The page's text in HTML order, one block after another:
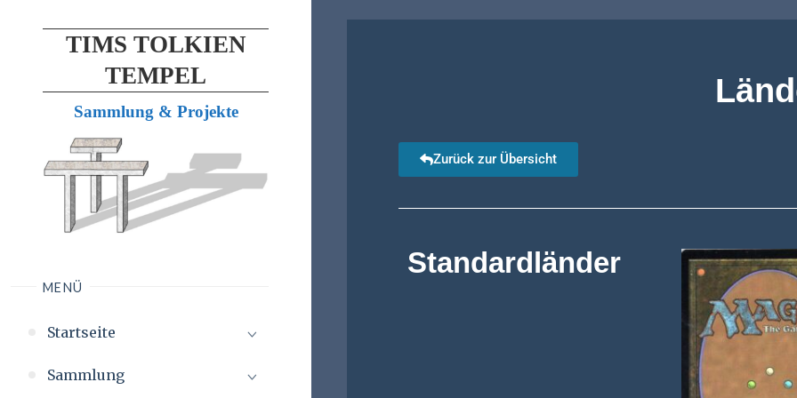
TIMS TOLKIEN
TEMPEL
Sammlung & Projekte
MENÜ
Startseite
Sammlung
Zurück zur Übersicht
Standardländer